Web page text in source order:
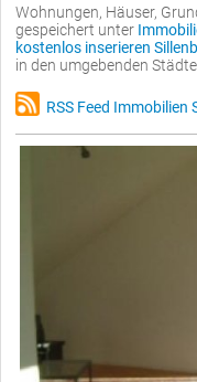
Wohnungen, Häuser,
gespeichert unter
kostenlos inserieren
in den umgebenden
RSS Feed Immobilien